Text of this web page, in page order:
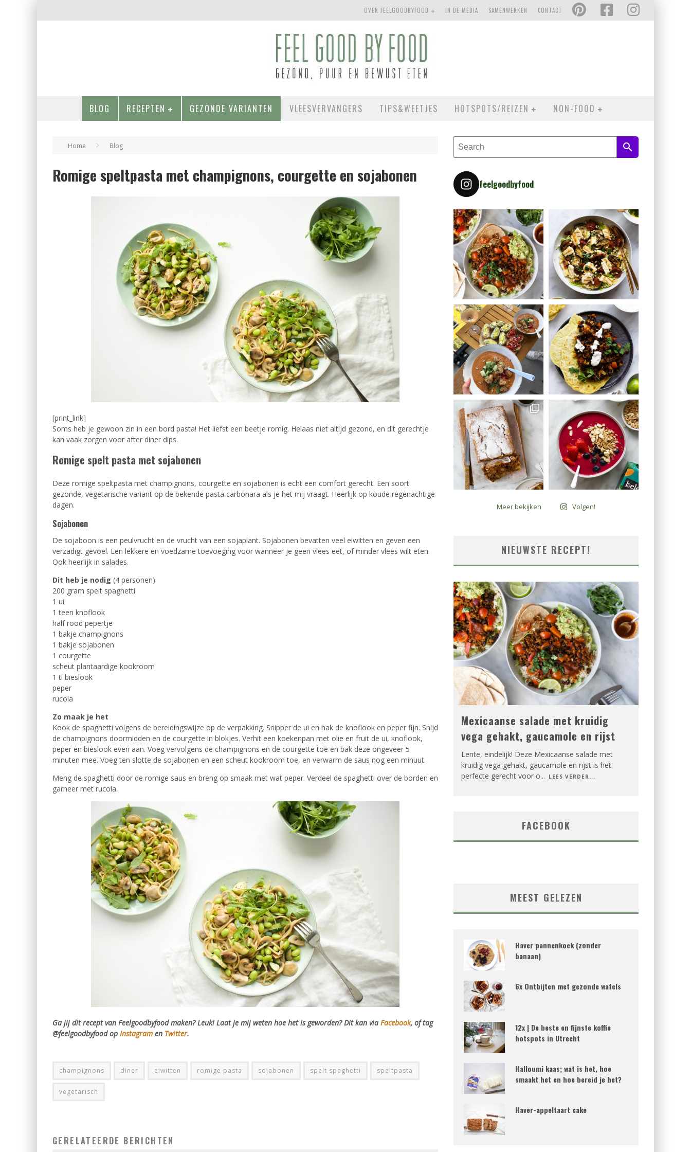
CONTACT
SAMENWERKEN
IN DE MEDIA
OVER FEELGOODBYFOOD
BLOG RECEPTEN GEZONDE VARIANTEN VLEESVERVANGERS TIPS&WEETJES HOTSPOTS/REIZEN NON-FOOD
Home Blog
Romige speltpasta met champignons, courgette en sojabonen
[print_link]
Soms heb je gewoon zin in een bord pasta! Het liefst een beetje romig. Helaas niet altijd gezond, en dit gerechtje
kan vaak zorgen voor after diner dips.
Romige spelt pasta met sojabonen
Deze romige speltpasta met champignons, courgette en sojabonen is echt een comfort gerecht. Een soort
gezonde, vegetarische variant op de bekende pasta carbonara als je het mij vraagt. Heerlijk op koude regenachtige
dagen.
Sojabonen
De sojaboon is een peulvrucht en de vrucht van een sojaplant. Sojabonen bevatten veel eiwitten en geven een
verzadigt gevoel. Een lekkere en voedzame toevoeging voor wanneer je geen vlees eet, of minder vlees wilt eten.
Ook heerlijk in salades.
Dit heb je nodig (4 personen)
200 gram spelt spaghetti
1 ui
1 teen knoflook
half rood pepertje
1 bakje champignons
1 bakje sojabonen
1 courgette
scheut plantaardige kookroom
1 tl bieslook
peper
rucola
Zo maak je het
Kook de spaghetti volgens de bereidingswijze op de verpakking. Snipper de ui en hak de knoflook en peper fijn. Snijd
de champignons doormidden en de courgette in blokjes. Verhit een koekenpan met olie en fruit de ui, knoflook,
peper en bieslook even aan. Voeg vervolgens de champignons en de courgette toe en bak deze ongeveer 5
minuten mee. Voeg ten slotte de sojabonen en een scheut kookroom toe, en verwarm de saus nog een minuut.
Meng de spaghetti door de romige saus en breng op smaak met wat peper. Verdeel de spaghetti over de borden en
garneer met rucola.
Ga jij dit recept van Feelgoodbyfood maken? Leuk! Laat je mij weten hoe het is geworden? Dit kan via Facebook, of tag
@feelgoodbyfood op Instagram en Twitter.
champignons diner eiwitten romige pasta sojabonen spelt spaghetti speltpasta
vegetarisch
GERELATEERDE BERICHTEN
feelgoodbyfood
Meer bekijken Volgen!
NIEUWSTE RECEPT!
Mexicaanse salade met kruidig
vega gehakt, gaucamole en rijst
Lente, eindelijk! Deze Mexicaanse salade met
kruidig vega gehakt, gaucamole en rijst is het
perfecte gerecht voor o... LEES VERDER...
FACEBOOK
MEEST GELEZEN
Haver pannenkoek (zonder
banaan)
6x Ontbijten met gezonde wafels
12x | De beste en fijnste koffie
hotspots in Utrecht
Halloumi kaas; wat is het, hoe
smaakt het en hoe bereid je het?
Haver-appeltaart cake